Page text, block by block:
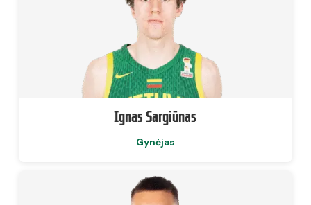
Ignas Sargiūnas
Gynėjas